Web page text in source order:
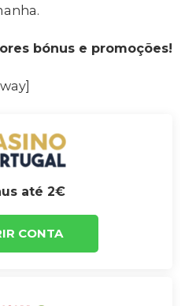
bónus e promoções!
até 2€
CONTA